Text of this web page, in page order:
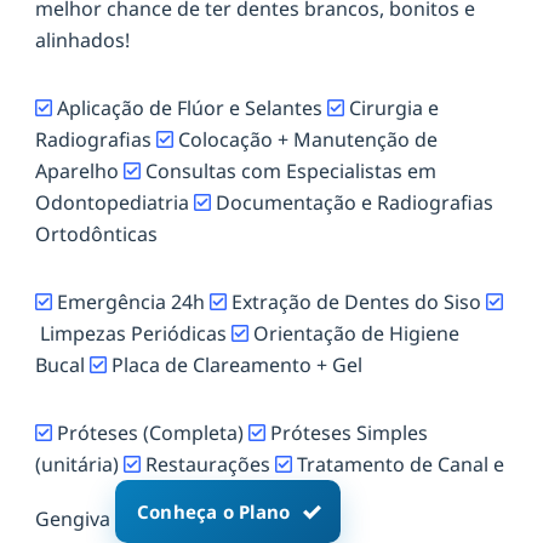
melhor chance de ter dentes brancos, bonitos e
alinhados!
Aplicação de Flúor e Selantes
Cirurgia e
Radiografias
Colocação + Manutenção de
Aparelho
Consultas com Especialistas em
Odontopediatria
Documentação e Radiografias
Ortodônticas
Emergência 24h
Extração de Dentes do Siso
Limpezas Periódicas
Orientação de Higiene
Bucal
Placa de Clareamento + Gel
Próteses (Completa)
Próteses Simples
(unitária)
Restaurações Tratamento de Canal e
Gengiva Conheça o Plano